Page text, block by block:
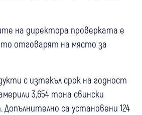
на директора проверката е
отговарят на място за
с изтекъл срок на годност
3,654 тона свински
са установени 124